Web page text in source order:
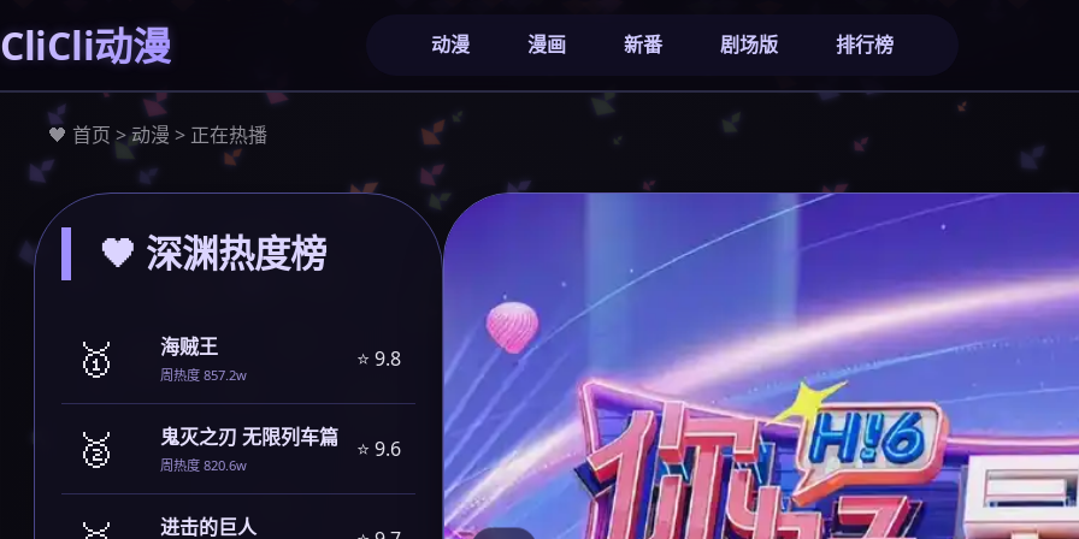
CliCli动漫 动漫 漫画 新番 剧场版 排行榜
🖤 首页 > 动漫 > 正在热播
🖤 深渊热度榜
🥇 海贼王
周热度 857.2w
⭐ 9.8
🥈 鬼灭之刃 无限列车篇
周热度 820.6w
⭐ 9.6
进击的巨人